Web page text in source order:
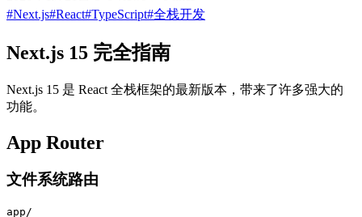
#Next.js#React#TypeScript#全栈开发
Next.js 15 完全指南
Next.js 15 是 React 全栈框架的最新版本，带来了许多强大的
功能。
App Router
文件系统路由
app/